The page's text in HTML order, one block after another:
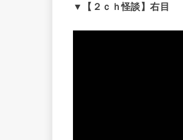
▼【２ｃｈ怪談】右目